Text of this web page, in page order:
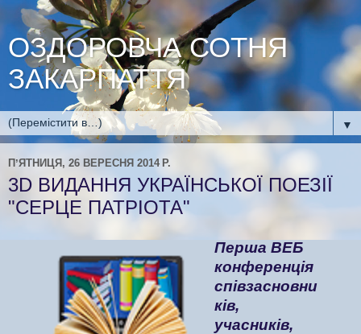
ОЗДОРОВЧА СОТНЯ
ЗАКАРПАТТЯ
▼
ПʼЯТНИЦЯ, 26 ВЕРЕСНЯ 2014 Р.
3D ВИДАННЯ УКРАЇНСЬКОЇ ПОЕЗІЇ
"СЕРЦЕ ПАТРІОТА"
Перша ВЕБ
конференція
співзасновни
ків,
учасників,